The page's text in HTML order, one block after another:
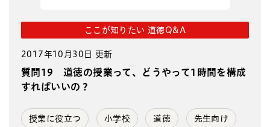
ここが知りたい 道徳Q&A
2017年10月30日 更新
質問19 道徳の授業って、どうやって1時間を構成
すればいいの？
授業に役立つ 小学校 道徳 先生向け